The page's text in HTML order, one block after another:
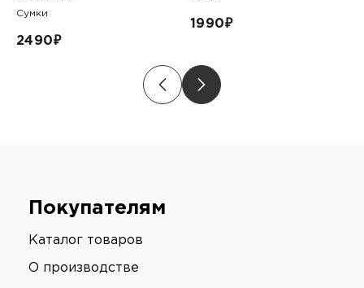
Сумки
2490₽
1990₽
Покупателям
Каталог товаров
О производстве